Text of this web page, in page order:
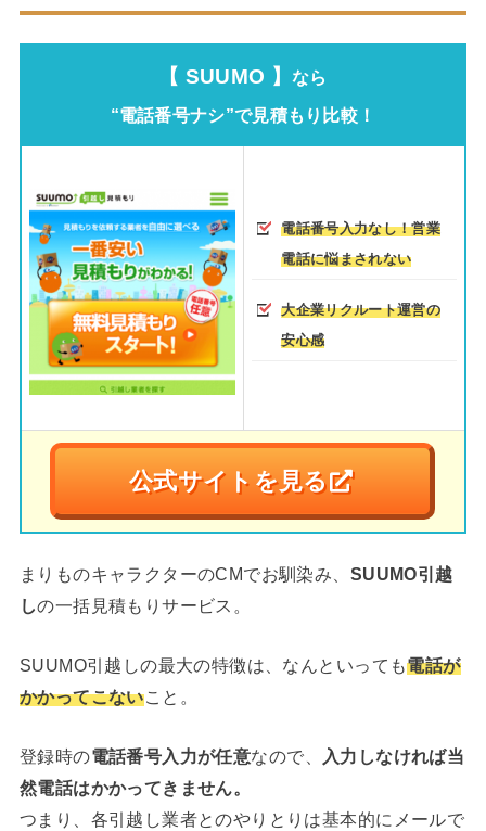
【 SUUMO 】 なら
“電話番号ナシ”で見積もり比較！
電話番号入力なし！営業
電話に悩まされない
大企業リクルート運営の
安心感
公式サイトを見る
まりものキャラクターのCMでお馴染み、 SUUMO引越
しの一括見積もりサービス。
SUUMO引越しの最大の特徴は、なんといっても電話が
かかってこないこと。
登録時の電話番号入力が任意なので、
入力しなければ当
然電話はかかってきません。
つまり、各引越し業者とのやりとりは基本的にメールで